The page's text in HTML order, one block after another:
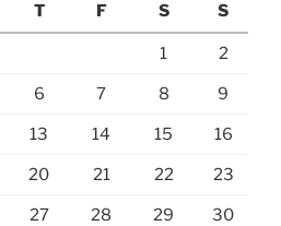
T F S S
1 2
6 7 8 9
13 14 15 16
20 21 22 23
27 28 29 30